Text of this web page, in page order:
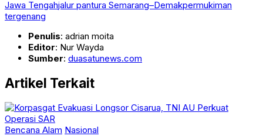
Jawa Tengahjalur pantura Semarang–Demakpermukiman
tergenang
Penulis: adrian moita
Editor: Nur Wayda
Sumber: duasatunews.com
Artikel Terkait
Bencana Alam Nasional